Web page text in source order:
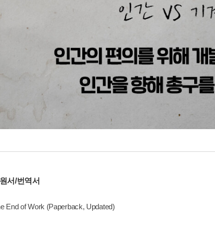
서/번역서
End of Work (Paperback, Updated)